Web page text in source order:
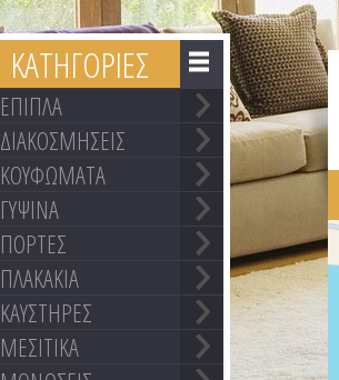
ΚΑΤΗΓΟΡΙΕΣ
ΕΠΙΠΛΑ
ΔΙΑΚΟΣΜΗΣΕΙΣ
ΚΟΥΦΩΜΑΤΑ
ΓΥΨΙΝΑ
ΠΟΡΤΕΣ
ΠΛΑΚΑΚΙΑ
ΚΑΥΣΤΗΡΕΣ
ΜΕΣΙΤΙΚΑ